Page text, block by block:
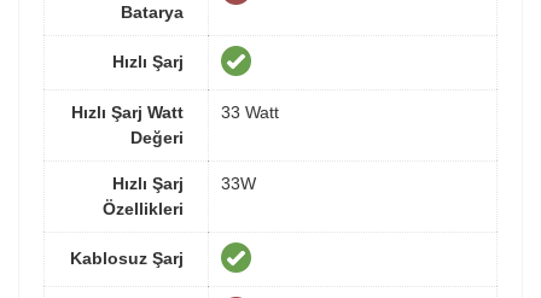
Batarya
Hızlı Şarj
Hızlı Şarj Watt
Değeri
33 Watt
Hızlı Şarj
Özellikleri
33W
Kablosuz Şarj